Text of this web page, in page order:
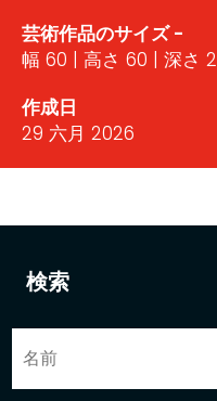
検索
芸術作品のサイズ -
幅 60 | 高さ 60 | 深さ 2
作成日
29 六月 2026